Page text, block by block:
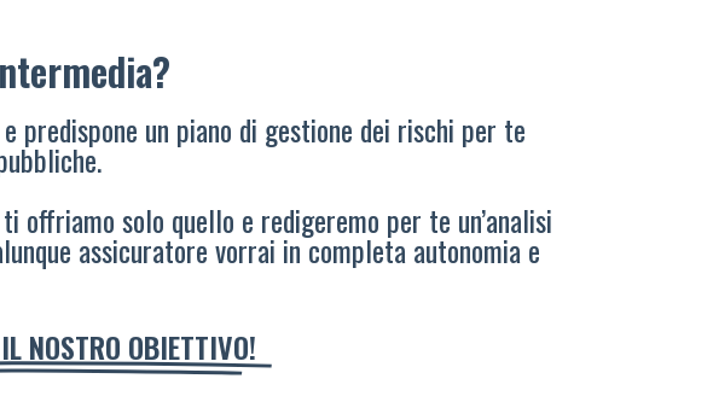
predispone un piano di gestione dei rischi per te
offriamo solo quello e redigeremo per te un’analisi
assicuratore vorrai in completa autonomia e
NOSTRO OBIETTIVO!